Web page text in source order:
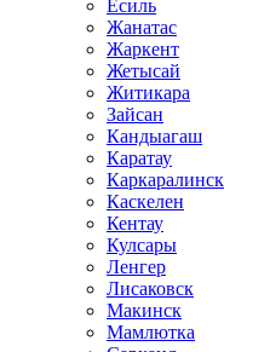
Есиль
Жанатас
Жаркент
Жетысай
Житикара
Зайсан
Кандыагаш
Каратау
Каркаралинск
Каскелен
Кентау
Кулсары
Ленгер
Лисаковск
Макинск
Мамлютка